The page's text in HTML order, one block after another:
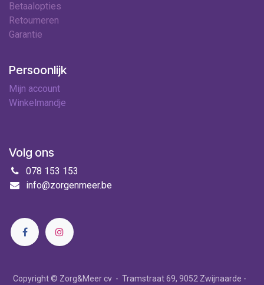
Betaalopties
Retourneren
Garantie
Persoonlijk
Mijn account
Winkelmandje
Volg ons
078 153 153
info@zorgenmeer.be
Copyright © Zorg&Meer cv - Tramstraat 69, 9052 Zwijnaarde -